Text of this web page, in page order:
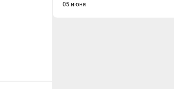
05 июня